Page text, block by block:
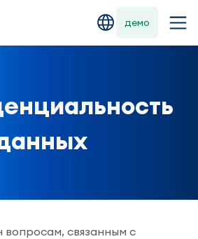
демо
связанным с